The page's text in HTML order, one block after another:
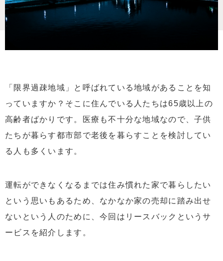
「限界過疎地域」と呼ばれている地域があることを知
っていますか？そこに住んでいる人たちは65歳以上の
高齢者ばかりです。医療も不十分な地域なので、子供
たちが暮らす都市部で老後を暮らすことを検討してい
る人も多くいます。
運転ができなくなるまでは住み慣れた家で暮らしたい
という思いもあるため、なかなか家の売却に踏み出せ
ないという人のために、今回はリースバックというサ
ービスを紹介します。